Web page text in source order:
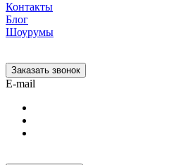
Контакты
Блог
Шоурумы
Заказать звонок
E-mail